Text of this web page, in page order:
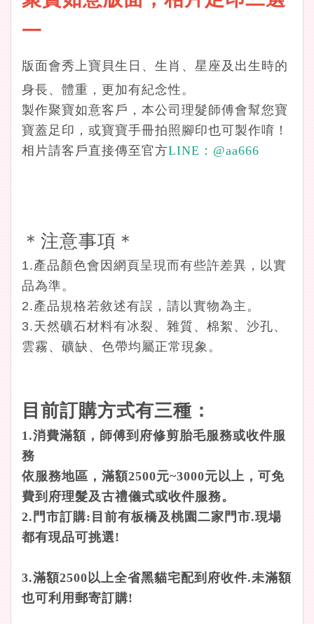
一
版面會秀上寶貝生日、生肖、星座及出生時的
身長、體重，更加有紀念性。
製作聚寶如意客戶，本公司理髮師傅會幫您寶
寶蓋足印，或寶寶手冊拍照腳印也可製作唷！
相片請客戶直接傳至官方LINE： @aa666
＊注意事項＊
1.產品顏色會因網頁呈現而有些許差異，以實
品為準。
2.產品規格若敘述有誤，請以實物為主。
3.天然礦石材料有冰裂、雜質、棉絮、沙孔、
雲霧、礦缺、色帶均屬正常現象。
目前訂購方式有三種：
1.消費滿額，師傅到府修剪胎毛服務或收件服
務
依服務地區，滿額2500元~3000元以上，可免
費到府理髮及古禮儀式或收件服務。
2.門市訂購:目前有板橋及桃園二家門市.現場
都有現品可挑選!
3.滿額2500以上全省黑貓宅配到府收件.未滿額
也可利用 郵寄訂購!